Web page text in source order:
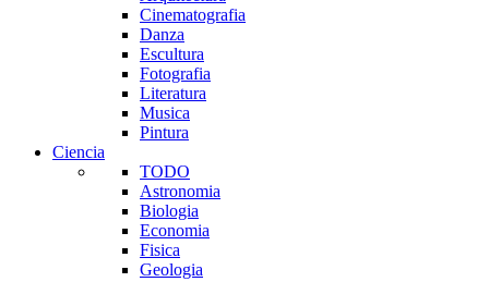
Cinematografia
Danza
Escultura
Fotografia
Literatura
Musica
Pintura
Ciencia
TODO
Astronomia
Biologia
Economia
Fisica
Geologia